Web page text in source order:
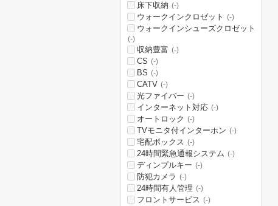
床下収納 (-)
ウォークインクロゼット (-)
ウォークインシューズクロゼット
(-)
収納豊富 (-)
CS (-)
BS (-)
CATV (-)
光ファイバー (-)
インターネット対応 (-)
オートロック (-)
TVモニタ付インターホン (-)
宅配ボックス (-)
24時間緊急通報システム (-)
ディンプルキー (-)
防犯カメラ (-)
24時間有人管理 (-)
フロントサービス (-)